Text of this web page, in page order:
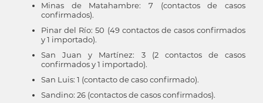
Minas de Matahambre: 7 (contactos de casos
confirmados).
Pinar del Río: 50 (49 contactos de casos confirmados
y 1 importado).
San Juan y Martínez: 3 (2 contactos de casos
confirmados y 1 importado).
San Luis: 1 (contacto de caso confirmado).
Sandino: 26 (contactos de casos confirmados).